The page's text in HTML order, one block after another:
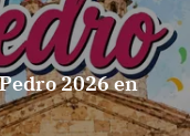
2026 en